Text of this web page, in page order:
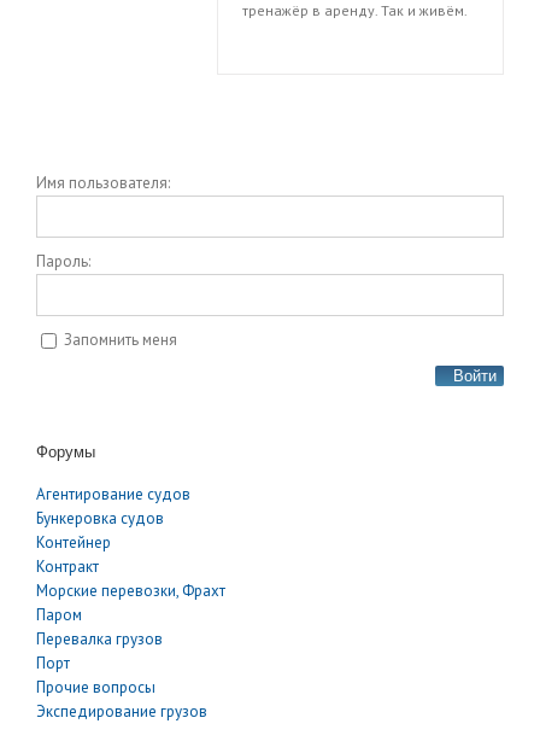
тренажёр в аренду. Так и живём.
Имя пользователя:
Пароль:
Запомнить меня
Войти
Форумы
Агентирование судов
Бункеровка судов
Контейнер
Контракт
Морские перевозки, Фрахт
Паром
Перевалка грузов
Порт
Прочие вопросы
Экспедирование грузов